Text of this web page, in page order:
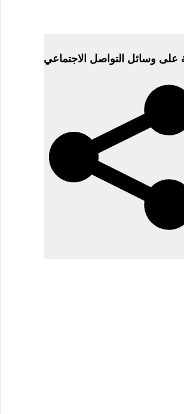
على وسائل التواصل الاجتماعي